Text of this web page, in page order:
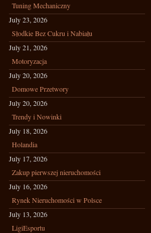
Tuning Mechaniczny
July 23, 2026
Słodkie Bez Cukru i Nabiału
July 21, 2026
Motoryzacja
July 20, 2026
Domowe Przetwory
July 20, 2026
Trendy i Nowinki
July 18, 2026
Holandia
July 17, 2026
Zakup pierwszej nieruchomości
July 16, 2026
Rynek Nieruchomości w Polsce
July 13, 2026
LigiEsportu